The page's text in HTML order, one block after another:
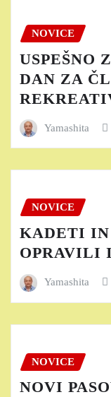
NOVICE
USPEŠNO
DAN ZA
Yamashita
NOVICE
KADETI IN
OPRAVILI
Yamashita
NOVICE
NOVI